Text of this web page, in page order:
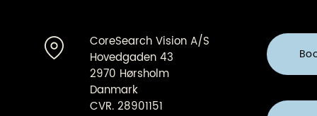
CoreSearch Vision A/S
Hovedgaden 43
2970 Hørsholm
Danmark
CVR. 28901151